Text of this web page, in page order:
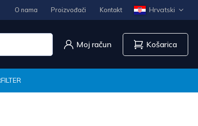
O nama Proizvođači Kontakt Hrvatski
Moj račun Košarica